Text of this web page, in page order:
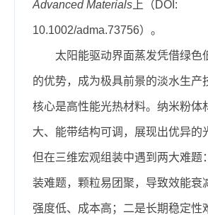
Advanced Materials 上（DOI:
10.1002/adma.73756）。
太阳能驱动界面蒸发凭借绿色
的优势，成为极具前景的淡水生产
核心是高性能光热材料。纳米粉体
大、能带结构可调，展现出优异的
但在三维宏观组装中遇到两大难题
装难题，颗粒易团聚，导致效能衰
强度低、成本高；二是长期稳定性